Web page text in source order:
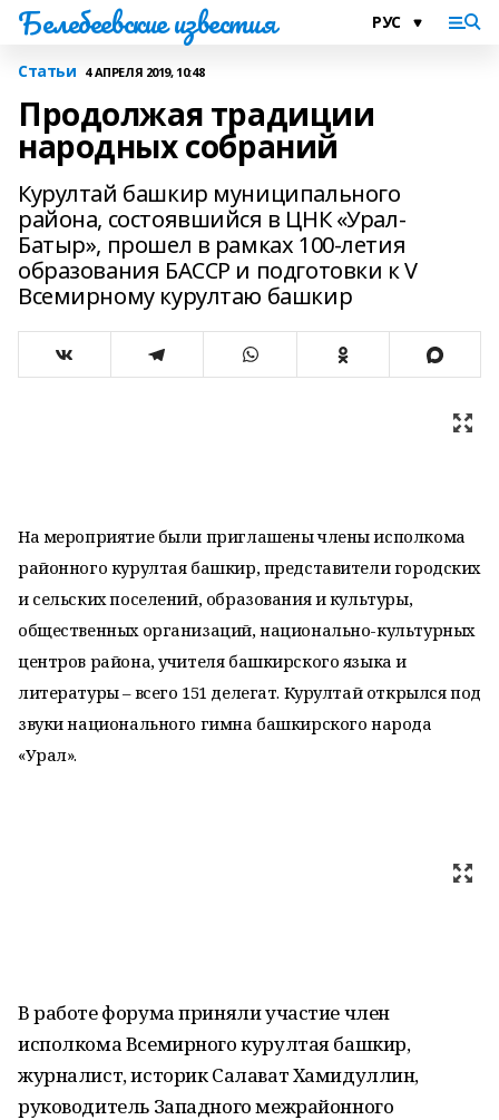
Белебеевские известия
Статьи 4 АПРЕЛЯ 2019, 10:48
Продолжая традиции
народных собраний
Курултай башкир муниципального
района, состоявшийся в ЦНК «Урал-
Батыр», прошел в рамках 100-летия
образования БАССР и подготовки к V
Всемирному курултаю башкир
На мероприятие были приглашены члены исполкома
районного курултая башкир, представители городских
и сельских поселений, образования и культуры,
общественных организаций, национально-культурных
центров района, учителя башкирского языка и
литературы – всего 151 делегат. Курултай открылся под
звуки национального гимна башкирского народа
«Урал».
В работе форума приняли участие член
исполкома Всемирного курултая башкир,
журналист, историк Салават Хамидуллин,
руководитель Западного межрайонного